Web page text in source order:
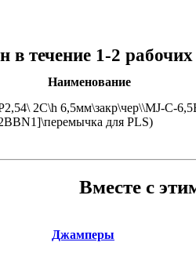
в течение 1-2
Наименование
2C\h 6,5мм\закр\чер\\MJ-C-
для PLS)
Вместе с
Джамперы